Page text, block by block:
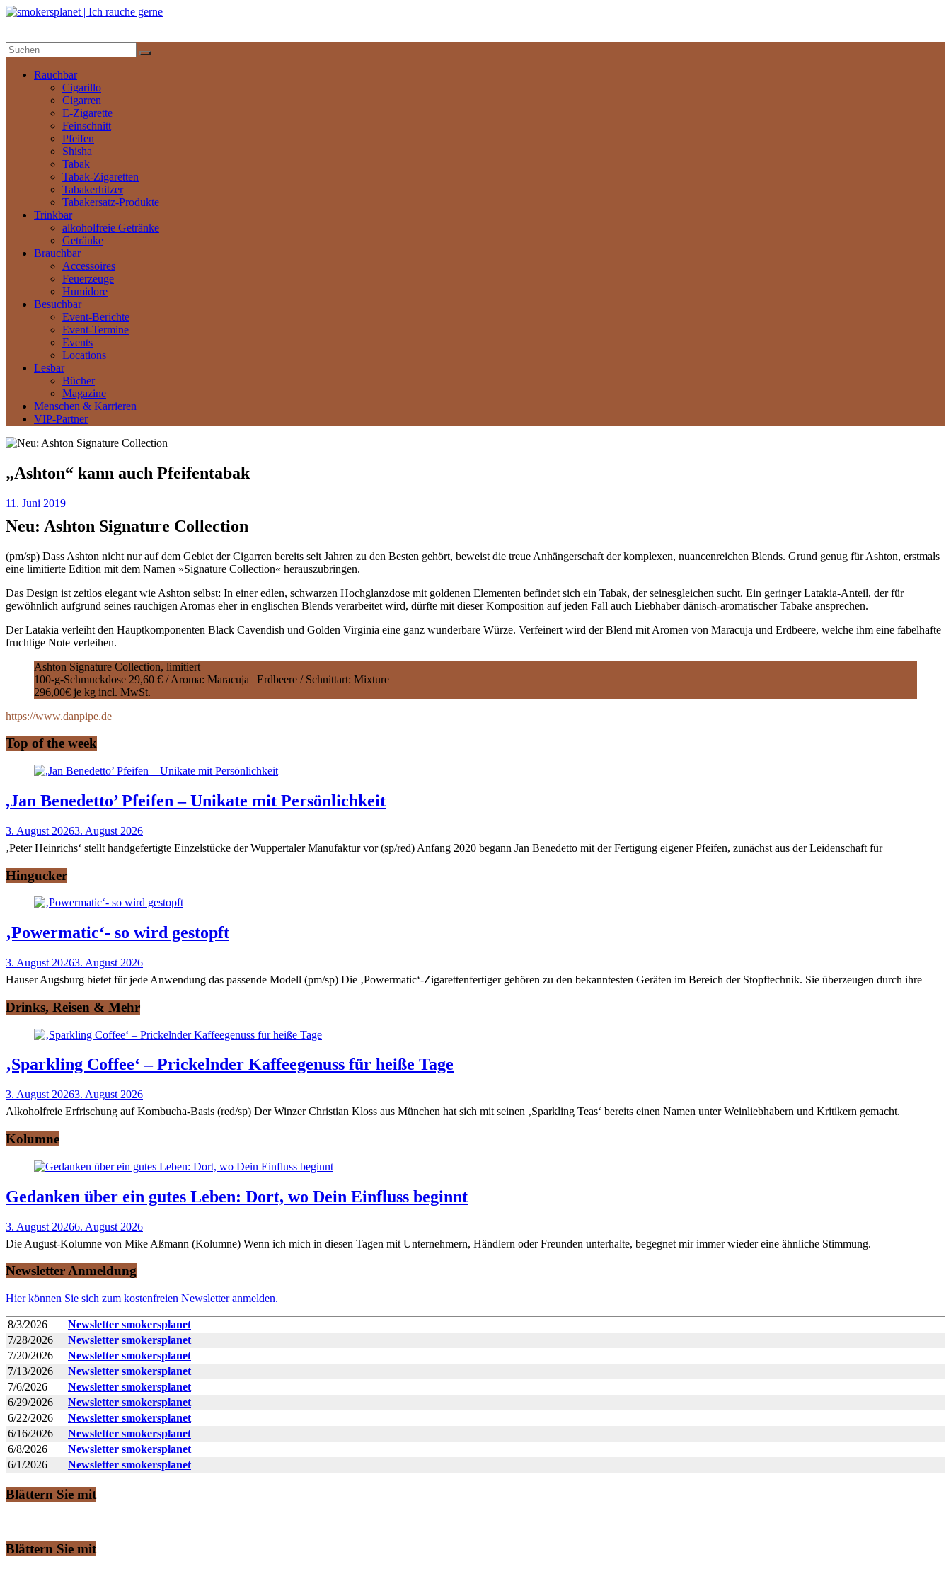
Zum
|
rauche
Nachrichtenportal
Rauchbar
Cigarillo
Cigarren
E-Zigarette
Feinschnitt
Pfeifen
Shisha
Tabak
Tabak-Zigaretten
Tabakerhitzer
Tabakersatz-Produkte
Trinkbar
alkoholfreie Getränke
Getränke
Brauchbar
Accessoires
Feuerzeuge
Humidore
Besuchbar
Event-Berichte
Event-Termine
Events
Locations
Lesbar
Bücher
Magazine
Menschen & Karrieren
VIP-Partner
„Ashton“ kann auch Pfeifentabak
11. Juni 2019
Neu: Ashton Signature Collection
(pm/sp) Dass Ashton nicht nur auf dem Gebiet der Cigarren bereits seit Jahren zu den Besten gehört, beweist die treue Anhängerschaft der komplexen, nuancenreichen Blends. Grund genug für Ashton, erstmals
eine limitierte Edition mit dem Namen »Signature Collection« herauszubringen.
Das Design ist zeitlos elegant wie Ashton selbst: In einer edlen, schwarzen Hochglanzdose mit goldenen Elementen befindet sich ein Tabak, der seinesgleichen sucht. Ein geringer Latakia-Anteil, der für
gewöhnlich aufgrund seines rauchigen Aromas eher in englischen Blends verarbeitet wird, dürfte mit dieser Komposition auf jeden Fall auch Liebhaber dänisch-aromatischer Tabake ansprechen.
Der Latakia verleiht den Hauptkomponenten Black Cavendish und Golden Virginia eine ganz wunderbare Würze. Verfeinert wird der Blend mit Aromen von Maracuja und Erdbeere, welche ihm eine fabelhafte
fruchtige Note verleihen.
Ashton Signature Collection, limitiert
100-g-Schmuckdose 29,60 € / Aroma: Maracuja | Erdbeere / Schnittart: Mixture
296,00€ je kg incl. MwSt.
https://www.danpipe.de
Top of the week
,Jan Benedetto’ Pfeifen – Unikate mit Persönlichkeit
3. August 20263. August 2026
‚Peter Heinrichs‘ stellt handgefertigte Einzelstücke der Wuppertaler Manufaktur vor (sp/red) Anfang 2020 begann Jan Benedetto mit der Fertigung eigener Pfeifen, zunächst aus der Leidenschaft für
Hingucker
‚Powermatic‘- so wird gestopft
3. August 20263. August 2026
Hauser Augsburg bietet für jede Anwendung das passende Modell (pm/sp) Die ‚Powermatic‘-Zigarettenfertiger gehören zu den bekanntesten Geräten im Bereich der Stopftechnik. Sie überzeugen durch ihre
Drinks, Reisen & Mehr
‚Sparkling Coffee‘ – Prickelnder Kaffeegenuss für heiße Tage
3. August 20263. August 2026
Alkoholfreie Erfrischung auf Kombucha-Basis (red/sp) Der Winzer Christian Kloss aus München hat sich mit seinen ‚Sparkling Teas‘ bereits einen Namen unter Weinliebhabern und Kritikern gemacht.
Kolumne
Gedanken über ein gutes Leben: Dort, wo Dein Einfluss beginnt
3. August 20266. August 2026
Die August-Kolumne von Mike Aßmann (Kolumne) Wenn ich mich in diesen Tagen mit Unternehmern, Händlern oder Freunden unterhalte, begegnet mir immer wieder eine ähnliche Stimmung.
Newsletter Anmeldung
Hier können Sie sich zum kostenfreien Newsletter anmelden.
8/3/2026
Newsletter smokersplanet
7/28/2026
Newsletter smokersplanet
7/20/2026
Newsletter smokersplanet
7/13/2026
Newsletter smokersplanet
7/6/2026
Newsletter smokersplanet
6/29/2026
Newsletter smokersplanet
6/22/2026
Newsletter smokersplanet
6/16/2026
Newsletter smokersplanet
6/8/2026
Newsletter smokersplanet
6/1/2026
Newsletter smokersplanet
Blättern Sie mit
Blättern Sie mit